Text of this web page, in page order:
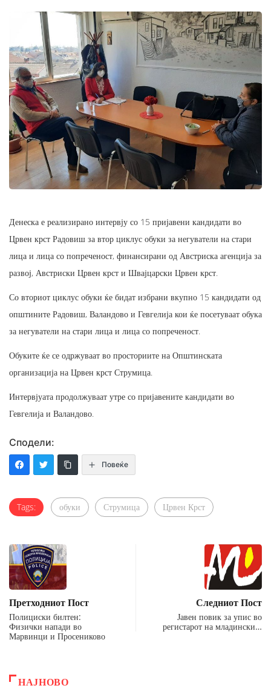
Денеска е реализирано интервју со 15 пријавени кандидати во
Црвен крст Радовиш за втор циклус обуки за негуватели на стари
лица и лица со попреченост, финансирани од Австриска агенција за
развој, Австриски Црвен крст и Швајцарски Црвен крст.
Со вториот циклус обуки ќе бидат избрани вкупно 15 кандидати од
општините Радовиш, Валандово и Гевгелија кои ќе посетуваат обука
за негуватели на стари лица и лица со попреченост.
Обуките ќе се одржуваат во просториите на Општинската
организација на Црвен крст Струмица.
Интервјуата продолжуваат утре со пријавените кандидати во
Гевгелија и Валандово.
Сподели:
Повеќе
Tags: обуки Струмица Црвен Крст
Претходниот Пост
Полициски билтен:
Физички напади во
Марвинци и Просениково
Следниот Пост
Јавен повик за упис во
регистарот на младински…
НАЈНОВО